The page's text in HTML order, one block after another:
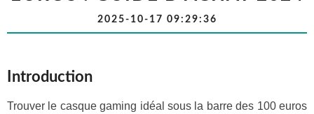
2025-10-17 09:29:36
Introduction
Trouver le casque gaming idéal sous la barre des 100 euros